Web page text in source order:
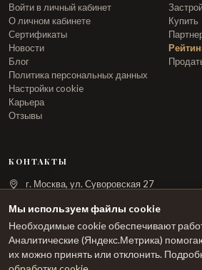
Войти в личный кабинет
О личном кабинете
Сертификаты
Новости
Блог
Политика персональных данных
Настройки cookie
Карьера
Отзывы
Купить
КОНТАКТЫ
г. Москва, ул. Суворовская 27
ЗАКАЗАТЬ ЗВОНОК
Мы используем файлы cookie
Необходимые cookie обеспечивают
Аналитические (Яндекс.Метрика)
их можно принять или отклонить.